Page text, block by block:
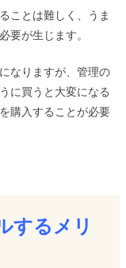
ことは難しく、うま
要が生じます。
なりますが、管理の
に買うと大変になる
購入することが必要
するメリ